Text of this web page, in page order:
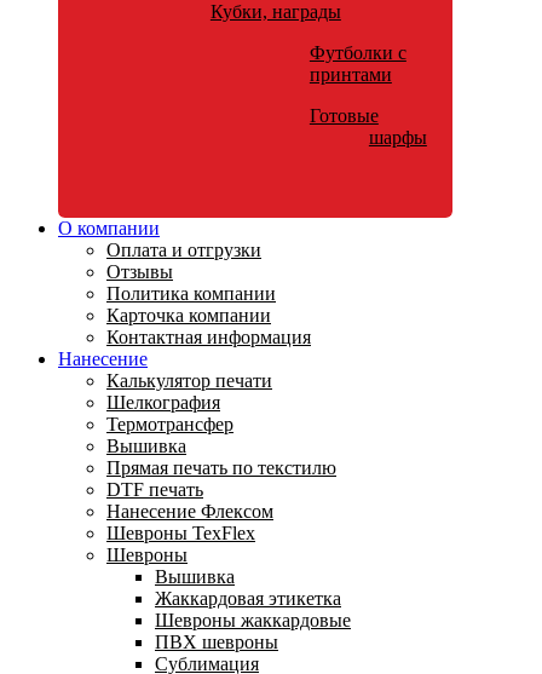
Кубки, награды
Футболки с
принтами
Готовые
шарфы
О компании
Оплата и отгрузки
Отзывы
Политика компании
Карточка компании
Контактная информация
Нанесение
Калькулятор печати
Шелкография
Термотрансфер
Вышивка
Прямая печать по текстилю
DTF печать
Нанесение Флексом
Шевроны TexFlex
Шевроны
Вышивка
Жаккардовая этикетка
Шевроны жаккардовые
ПВХ шевроны
Сублимация